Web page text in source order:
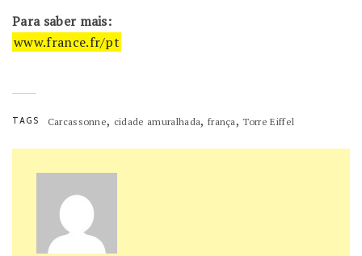
Para saber mais:
www.france.fr/pt
TAGS Carcassonne, cidade amuralhada, frança,Torre Eiffel